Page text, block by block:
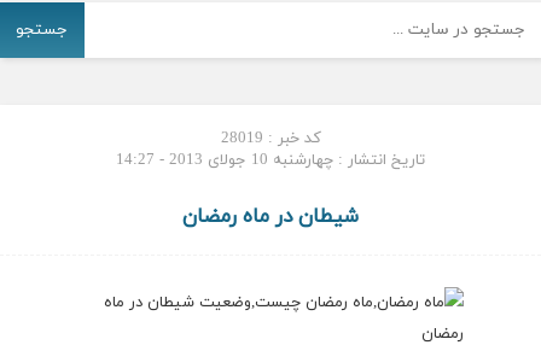
جستجو
کد خبر : 28019
تاریخ انتشار : چهارشنبه 10 جولای 2013 - 14:27
شیطان در ماه رمضان